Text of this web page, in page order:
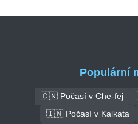
Populární
🇨🇳 Počasí v Che-fej
🇮🇳 Počasí v Kalkata